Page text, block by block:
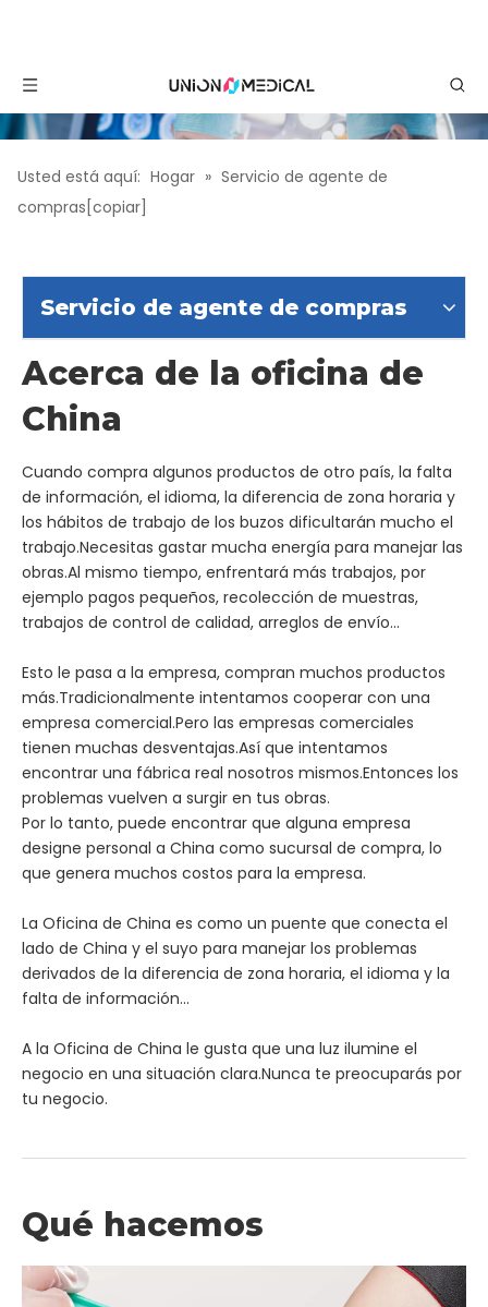
Usted está aquí: Hogar » Servicio de agente de
compras[copiar]
Servicio de agente de compras
Acerca de la oficina de
China
Cuando compra algunos productos de otro país, la falta
de información, el idioma, la diferencia de zona horaria y
los hábitos de trabajo de los buzos dificultarán mucho el
trabajo.Necesitas gastar mucha energía para manejar las
obras.Al mismo tiempo, enfrentará más trabajos, por
ejemplo pagos pequeños, recolección de muestras,
trabajos de control de calidad, arreglos de envío...
Esto le pasa a la empresa, compran muchos productos
más.Tradicionalmente intentamos cooperar con una
empresa comercial.Pero las empresas comerciales
tienen muchas desventajas.Así que intentamos
encontrar una fábrica real nosotros mismos.Entonces los
problemas vuelven a surgir en tus obras.
Por lo tanto, puede encontrar que alguna empresa
designe personal a China como sucursal de compra, lo
que genera muchos costos para la empresa.
La Oficina de China es como un puente que conecta el
lado de China y el suyo para manejar los problemas
derivados de la diferencia de zona horaria, el idioma y la
falta de información...
A la Oficina de China le gusta que una luz ilumine el
negocio en una situación clara.Nunca te preocuparás por
tu negocio.
Qué hacemos